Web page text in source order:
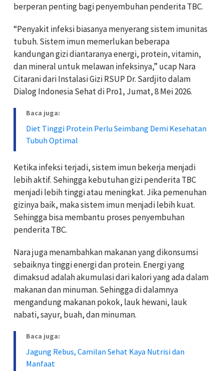
berperan penting bagi penyembuhan penderita TBC.
“Penyakit infeksi biasanya menyerang sistem imunitas
tubuh. Sistem imun memerlukan beberapa
kandungan gizi diantaranya energi, protein, vitamin,
dan mineral untuk melawan infeksinya,” ucap Nara
Citarani dari Instalasi Gizi RSUP Dr. Sardjito dalam
Dialog Indonesia Sehat di Pro1, Jumat, 8 Mei 2026.
Baca juga:
Diet Tinggi Protein Perlu Seimbang Demi Kesehatan
Tubuh Optimal
Ketika infeksi terjadi, sistem imun bekerja menjadi
lebih aktif. Sehingga kebutuhan gizi penderita TBC
menjadi lebih tinggi atau meningkat. Jika pemenuhan
gizinya baik, maka sistem imun menjadi lebih kuat.
Sehingga bisa membantu proses penyembuhan
penderita TBC.
Nara juga menambahkan makanan yang dikonsumsi
sebaiknya tinggi energi dan protein. Energi yang
dimaksud adalah akumulasi dari kalori yang ada dalam
makanan dan minuman. Sehingga di dalamnya
mengandung makanan pokok, lauk hewani, lauk
nabati, sayur, buah, dan minuman.
Baca juga:
Jagung Rebus, Camilan Sehat Kaya Nutrisi dan
Manfaat